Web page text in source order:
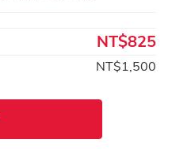
NT$825
NT$1,500